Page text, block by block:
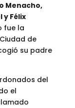
Menacho,
y Félix
fue la
de
su padre
del
el